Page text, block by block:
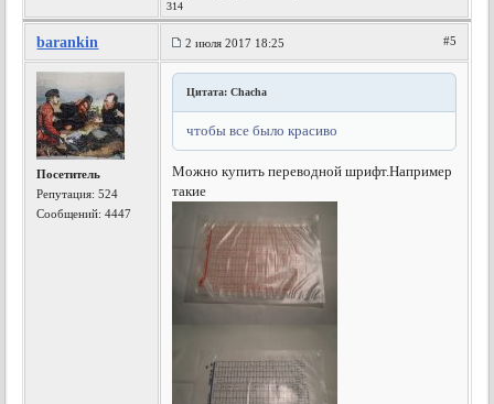
314
barankin 2 июля 2017 18:25 #5
Посетитель
Репутация:524
Сообщений: 4447
Цитата: Chacha
чтобы все было красиво
Можно купить переводной шрифт.Например
такие